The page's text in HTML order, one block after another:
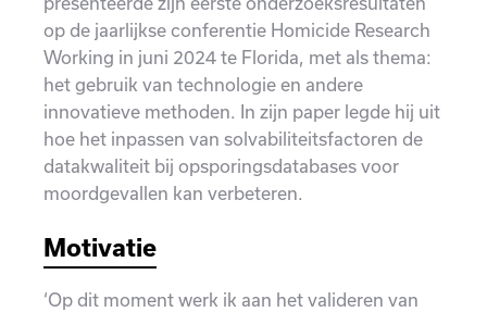
op de jaarlijkse conferentie Homicide Research
Working in juni 2024 te Florida, met als thema:
het gebruik van technologie en andere
innovatieve methoden. In zijn paper legde hij uit
hoe het inpassen van solvabiliteitsfactoren de
datakwaliteit bij opsporingsdatabases voor
moordgevallen kan verbeteren.
Motivatie
‘Op dit moment werk ik aan het valideren van